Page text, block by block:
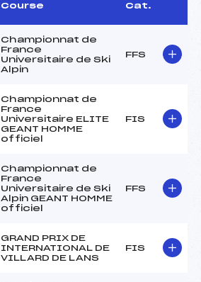
Course Cat.
Championnat de
France
Universitaire de Ski
Alpin
FFS
Championnat de
France
Universitaire ELITE
GEANT HOMME
officiel
FIS
Championnat de
France
Universitaire de Ski
Alpin GEANT HOMME
officiel
FFS
GRAND PRIX DE
INTERNATIONAL DE
VILLARD DE LANS
FIS